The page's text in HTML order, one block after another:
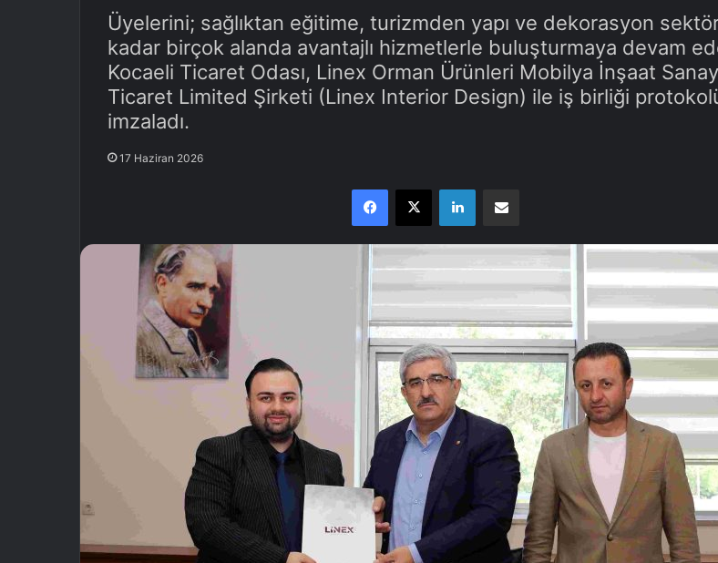
Üyelerini; sağlıktan eğitime, turizmden yapı ve dekorasyon
kadar birçok alanda avantajlı hizmetlerle buluşturmaya devam
Kocaeli Ticaret Odası, Linex Orman Ürünleri Mobilya İnşaat
Ticaret Limited Şirketi (Linex Interior Design) ile iş birliği
imzaladı.
17 Haziran 2026